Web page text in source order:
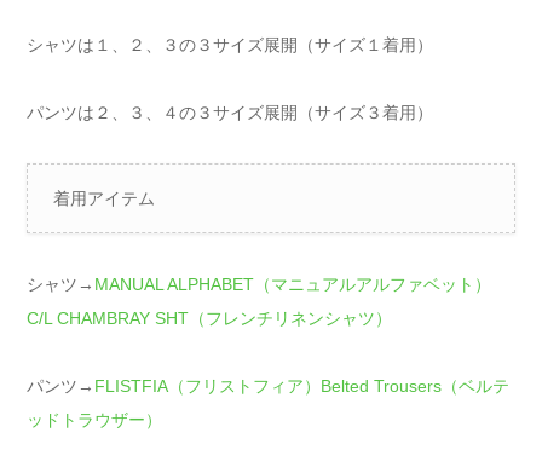
シャツは１、２、３の３サイズ展開（サイズ１着用）
パンツは２、３、４の３サイズ展開（サイズ３着用）
着用アイテム
シャツ→ MANUAL ALPHABET（マニュアルアルファベット）
C/L CHAMBRAY SHT（フレンチリネンシャツ）
パンツ→ FLISTFIA（フリストフィア）Belted Trousers（ベルテ
ッドトラウザー）